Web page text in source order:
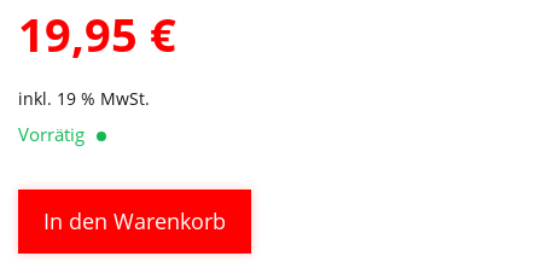
19,95 €
inkl. 19 % MwSt.
Vorrätig
Satteltasche
CLICK
In den Warenkorb